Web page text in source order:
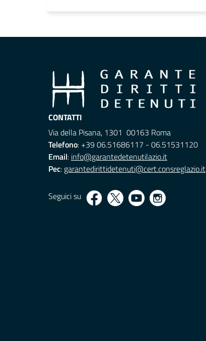
CONTATTI
Via della Pisana, 1301 00163 Roma
Telefono: +39 06.51686117 - 06.51531120
Email: info@garantedetenutilazio.it
Pec: garantedirittidetenuti@cert.consreglazio.it
Seguici su